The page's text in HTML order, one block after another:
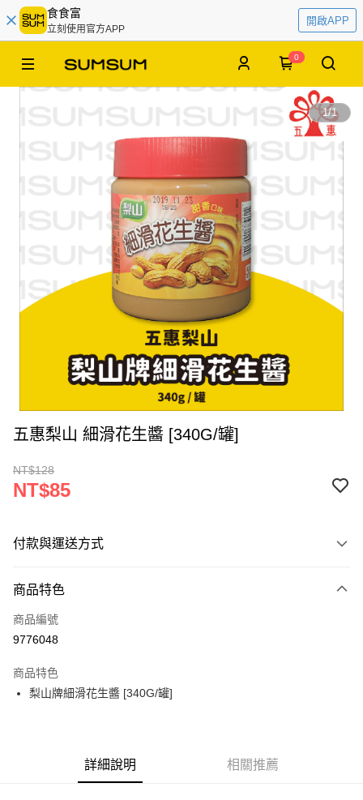
食食富
立刻使用官方APP
開啟APP
0
1/1
五惠梨山 細滑花生醬 [340G/罐]
NT$128
NT$85
付款與運送方式
信用卡一次付款
超商取貨付款
Apple Pay
商品特色
商品編號
9776048
商品特色
梨山牌細滑花生醬 [340G/罐]
詳細說明 相關推薦